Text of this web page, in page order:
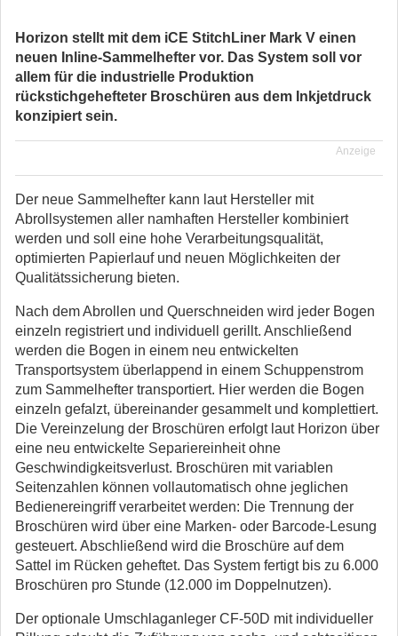
Horizon stellt mit dem iCE StitchLiner Mark V einen
neuen Inline-Sammelhefter vor. Das System soll vor
allem für die industrielle Produktion
rückstichgehefteter Broschüren aus dem Inkjetdruck
konzipiert sein.
Anzeige
Der neue Sammelhefter kann laut Hersteller mit
Abrollsystemen aller namhaften Hersteller kombiniert
werden und soll eine hohe Verarbeitungsqualität,
optimierten Papierlauf und neuen Möglichkeiten der
Qualitätssicherung bieten.
Nach dem Abrollen und Querschneiden wird jeder Bogen
einzeln registriert und individuell gerillt. Anschließend
werden die Bogen in einem neu entwickelten
Transportsystem überlappend in einem Schuppenstrom
zum Sammelhefter transportiert. Hier werden die Bogen
einzeln gefalzt, übereinander gesammelt und komplettiert.
Die Vereinzelung der Broschüren erfolgt laut Horizon über
eine neu entwickelte Separiereinheit ohne
Geschwindigkeitsverlust. Broschüren mit variablen
Seitenzahlen können vollautomatisch ohne jeglichen
Bedienereingriff verarbeitet werden: Die Trennung der
Broschüren wird über eine Marken- oder Barcode-Lesung
gesteuert. Abschließend wird die Broschüre auf dem
Sattel im Rücken geheftet. Das System fertigt bis zu 6.000
Broschüren pro Stunde (12.000 im Doppelnutzen).
Der optionale Umschlaganleger CF-50D mit individueller